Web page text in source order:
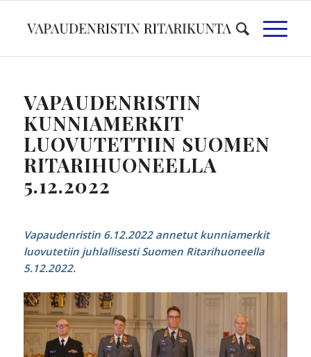
VAPAUDENRISTIN
KUNNIAMERKIT
LUOVUTETTIIN SUOMEN
RITARIHUONEELLA
5.12.2022
Vapaudenristin 6.12.2022 annetut kunniamerkit
luovutetiin juhlallisesti Suomen Ritarihuoneella
5.12.2022.